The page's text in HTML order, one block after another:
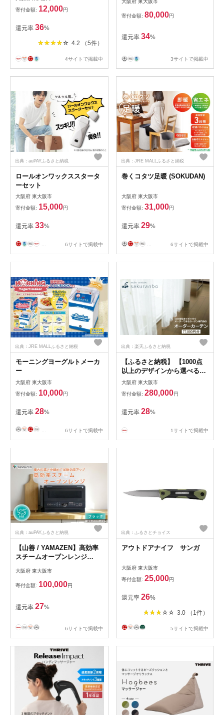
入 【ふるさと納税限定】 フ
ルーツパフェ大福 フルーツ大
福 冷凍大福 ふるーつ大福 だ
いふく
寄付金額: 12,000円
還元率 36%
4.2 （5件）
4サイトで掲載中
大阪府 東大阪市
寄付金額: 80,000円
還元率 34%
3サイトで掲載中
出典：auPAYふるさと納税
ロールオンワックススタータ
ーセット
大阪府 東大阪市
寄付金額: 15,000円
還元率 33%
6サイトで掲載中
出典：JRE MALLふるさと納税
巻くコタツ足暖 (SOKUDAN)
大阪府 東大阪市
寄付金額: 31,000円
還元率 29%
6サイトで掲載中
出典：JRE MALLふるさと納税
モーニングヨーグルトメーカ
ー
大阪府 東大阪市
寄付金額: 10,000円
還元率 28%
6サイトで掲載中
出典：楽天ふるさと納税
【ふるさと納税】 【1000点
以上のデザインから選べる】
オーダーカーテンお申込み券
(77000円分割引券)
大阪府 東大阪市
寄付金額: 280,000円
還元率 28%
1サイトで掲載中
出典：auPAYふるさと納税
【山善 / YAMAZEN】高効率
スチームオーブンレンジ
タイパとスペパに優れたオー
ブンレンジ
大阪府 東大阪市
寄付金額: 100,000円
還元率 27%
6サイトで掲載中
出典：ふるさとチョイス
アウトドアナイフ サンガ
大阪府 東大阪市
寄付金額: 25,000円
還元率 26%
3.0 （1件）
5サイトで掲載中